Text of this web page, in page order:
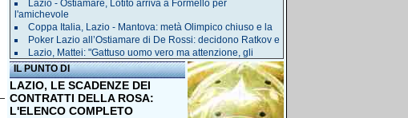
Lazio - Ostiamare, Lotito arriva a Formello per
l'amichevole
Coppa Italia, Lazio - Mantova: metà Olimpico chiuso e la
Poker Lazio all’Ostiamare di De Rossi: decidono Ratkov e
Lazio, Mattei: "Gattuso uomo vero ma attenzione, gli
IL PUNTO DI
LAZIO, LE SCADENZE DEI
CONTRATTI DELLA ROSA:
L'ELENCO COMPLETO